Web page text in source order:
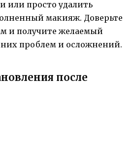
или просто удалить
макияж. Доверьте
и получите желаемый
проблем и осложнений.
после